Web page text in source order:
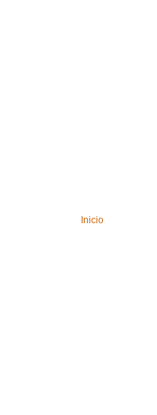
Inicio